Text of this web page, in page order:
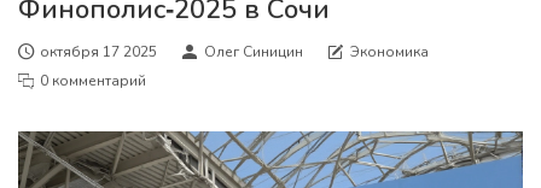
Финополис‑2025 в Сочи
октября 17 2025 Олег Синицин
Экономика
0 комментарий